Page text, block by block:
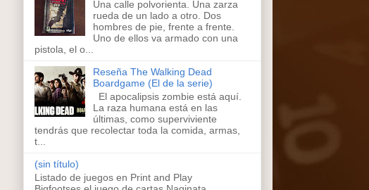
Una calle polvorienta. Una zarza
rueda de un lado a otro. Dos
hombres de pie, frente a frente.
Uno de ellos va armado con una
pistola, el o...
Reseña The Walking Dead
Boardgame (El de la serie)
El apocalipsis zombie está aquí.
La raza humana está en las
últimas, como superviviente
tendrás que recolectar toda la comida, armas,
t...
(sin título)
Listado de juegos en Print and Play